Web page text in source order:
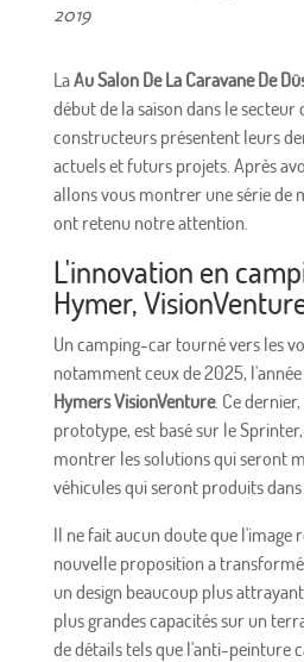
2019
LaAu Salon De La Caravane De
début de la saison dans le secteur
constructeurs présentent leurs
actuels et futurs projets. Après
allons vous montrer une série de
ont retenu notre attention.
L'innovation en
Hymer,
Un camping-car tourné vers les
notamment ceux de 2025,
Hymers VisionVenture. Ce
prototype, est basé sur le
montrer les solutions qui seront
véhicules qui seront produits dans
Il ne fait aucun doute que l'image
nouvelle proposition a
un design beaucoup plus
plus grandes capacités sur un
de détails tels que l'anti-peinture